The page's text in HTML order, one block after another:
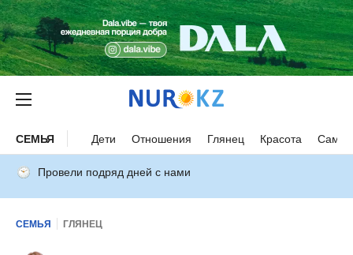
СЕМЬЯ Дети Отношения Глянец Красота
Провели подряд дней с нами
СЕМЬЯ ГЛЯНЕЦ